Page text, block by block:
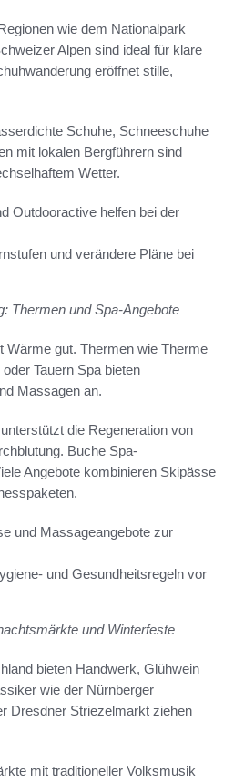
wie dem Nationalpark
Alpen sind ideal für klare
eröffnet stille,
Schuhe, Schneeschuhe
mit lokalen Bergführern sind
Wetter.
Outdooractive helfen bei der
und verändere Pläne bei
Thermen und Spa-Angebote
Wärme gut. Thermen wie Therme
Tauern Spa bieten
Massagen an.
die Regeneration von
Buche Spa-
Angebote kombinieren Skipässe
und Massageangebote zur
und Gesundheitsregeln vor
und Winterfeste
bieten Handwerk, Glühwein
wie der Nürnberger
Dresdner Striezelmarkt ziehen
mit traditioneller Volksmusik